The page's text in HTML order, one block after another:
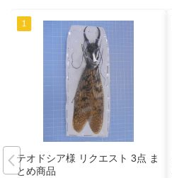
テオドシア様 リクエスト 3点 ま
とめ商品